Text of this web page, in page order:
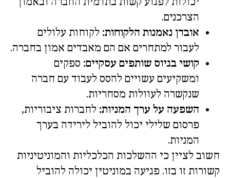
הצרכנים.
אובדן נאמנות הלקוחות: לקוחות עלולים
לעבור למתחרים אם הם מאבדים אמון בחברה.
קושי בגיוס שותפים עסקיים: ספקים
ומשקיעים עשויים להסס לעבוד עם חברה
שנקשרה לעוולות מסחריות.
השפעה על ערך המניות: לחברות ציבוריות,
פרסום שלילי יכול להוביל לירידה בערך
המניות.
חשוב לציין כי ההשלכות הכלכליות והמוניטיניות
קשורות זו בזו. פגיעה במוניטין יכולה להוביל